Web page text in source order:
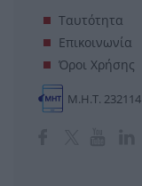
Ταυτότητα
Επικοινωνία
Όροι Χρήσης
Μ.Η.Τ. 232114